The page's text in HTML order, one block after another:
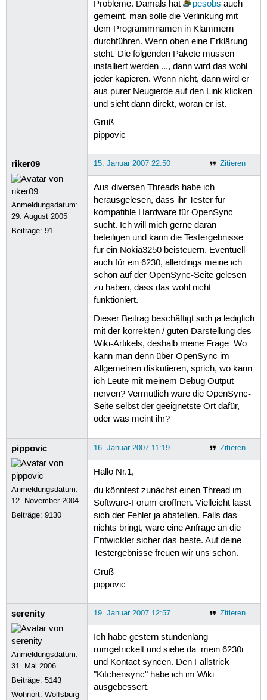
Probleme. Damals hat
pesobs auch
gemeint, man solle die Verlinkung mit
dem Programmnamen in Klammern
durchführen. Wenn oben eine Erklärung
steht: Die folgenden Pakete müssen
installiert werden ..., dann wird das wohl
jeder kapieren. Wenn nicht, dann wird er
aus purer Neugierde auf den Link klicken
und sieht dann direkt, woran er ist.
Gruß
pippovic
riker09
Anmeldungsdatum:
29. August 2005
Beiträge:91
Zitieren
15. Januar 2007 22:50
Aus diversen Threads habe ich
herausgelesen, dass ihr Tester für
kompatible Hardware für OpenSync
sucht. Ich will mich gerne daran
beteiligen und kann die Testergebnisse
für ein Nokia3250 beisteuern. Eventuell
auch für ein 6230, allerdings meine ich
schon auf der OpenSync-Seite gelesen
zu haben, dass das wohl nicht
funktioniert.
Dieser Beitrag beschäftigt sich ja lediglich
mit der korrekten / guten Darstellung des
Wiki-Artikels, deshalb meine Frage: Wo
kann man denn über OpenSync im
Allgemeinen diskutieren, sprich, wo kann
ich Leute mit meinem Debug Output
nerven? Vermutlich wäre die OpenSync-
Seite selbst der geeignetste Ort dafür,
oder was meint ihr?
pippovic
Anmeldungsdatum:
12. November 2004
Beiträge:9130
Zitieren
16. Januar 2007 11:19
Hallo Nr.1,
du könntest zunächst einen Thread im
Software-Forum eröffnen. Vielleicht lässt
sich der Fehler ja abstellen. Falls das
nichts bringt, wäre eine Anfrage an die
Entwickler sicher das beste. Auf deine
Testergebnisse freuen wir uns schon.
Gruß
pippovic
serenity
Anmeldungsdatum:
31. Mai 2006
Beiträge:5143
Wohnort: Wolfsburg
Zitieren
19. Januar 2007 12:57
Ich habe gestern stundenlang
rumgefrickelt und siehe da: mein 6230i
und Kontact syncen. Den Fallstrick
"Kitchensync" habe ich im Wiki
ausgebessert.